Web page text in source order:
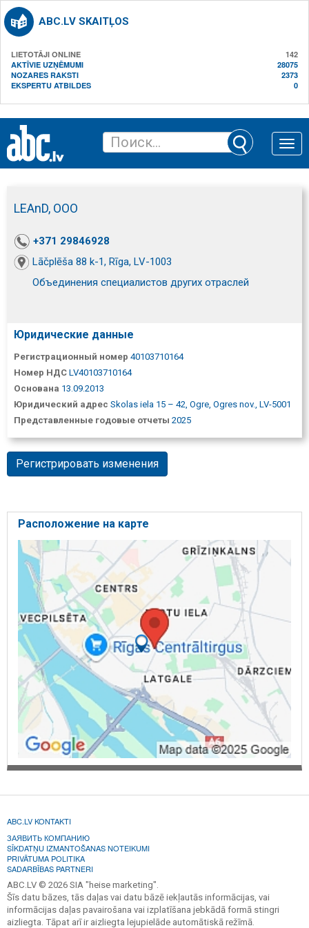
ABC.LV SKAITĻOS
LIETOTĀJI ONLINE
142
AKTĪVIE UZŅĒMUMI
28075
NOZARES RAKSTI
2373
EKSPERTU ATBILDES
0
Toggle
LEAnD, ООО
+371 29846928
Lāčplēša 88 k-1, Rīga, LV-1003
Объединения специалистов других отраслей
Юридические данные
Регистрационный номер 40103710164
Номер НДС LV40103710164
Основана 13.09.2013
Юридический адрес Skolas iela 15 – 42, Ogre, Ogres nov., LV-5001
Представленные годовые отчеты 2025
Регистрировать изменения
Расположение на карте
ABC.LV KONTAKTI
ЗАЯВИТЬ КОМПАНИЮ
SĪKDATŅU IZMANTOŠANAS NOTEIKUMI
PRIVĀTUMA POLITIKA
SADARBĪBAS PARTNERI
ABC.LV © 2026 SIA "heise marketing".
Šīs datu bāzes, tās daļas vai datu bāzē iekļautās informācijas, vai
informācijas daļas pavairošana vai izplatīšana jebkādā formā stingri
aizliegta. Tāpat arī ir aizliegta lejupielāde automātiskā režīmā.